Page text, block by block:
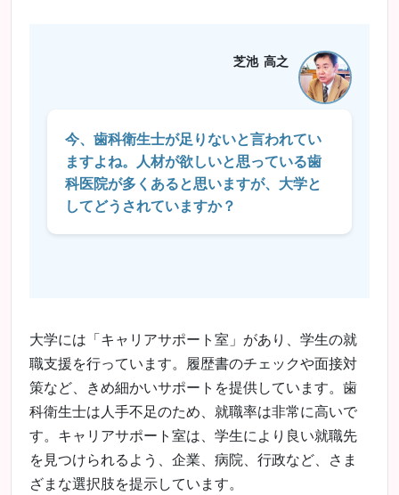
芝池 高之
今、歯科衛生士が足りないと言われてい
ますよね。人材が欲しいと思っている歯
科医院が多くあると思いますが、大学と
してどうされていますか？
大学には「キャリアサポート室」があり、学生の就
職支援を行っています。履歴書のチェックや面接対
策など、きめ細かいサポートを提供しています。歯
科衛生士は人手不足のため、就職率は非常に高いで
す。キャリアサポート室は、学生により良い就職先
を見つけられるよう、企業、病院、行政など、さま
ざまな選択肢を提示しています。